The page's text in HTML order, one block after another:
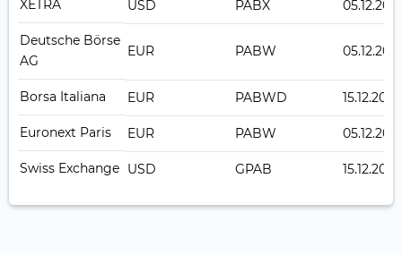
XETRA USD PABX
Deutsche Börse
AG
EUR PABW
Borsa Italiana EUR PABWD 15.12.2023
Euronext Paris EUR PABW
Swiss Exchange USD GPAB 15.12.2023